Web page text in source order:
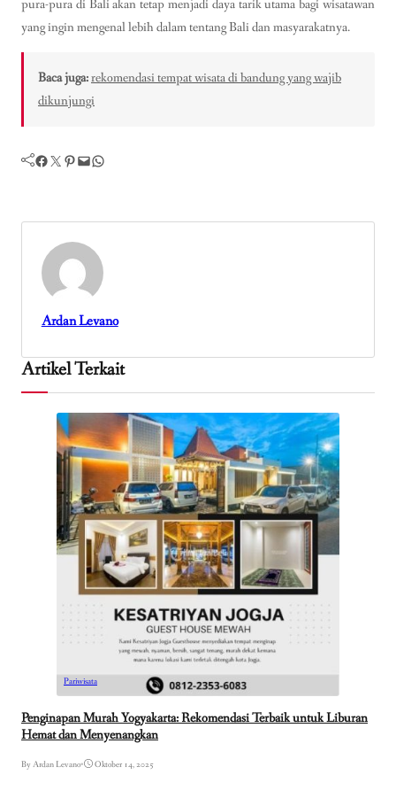
pura-pura di Bali akan tetap menjadi daya tarik utama bagi wisatawan
yang ingin mengenal lebih dalam tentang Bali dan masyarakatnya.
Baca juga:rekomendasi tempat wisata di bandung yang wajib
dikunjungi
Facebook Twitter Pinterest Mail WhatsApp
Ardan Levano
Artikel Terkait
Pariwisata
Penginapan Murah Yogyakarta: Rekomendasi Terbaik untuk Liburan
Hemat dan Menyenangkan
By Ardan Levano• Oktober 14, 2025